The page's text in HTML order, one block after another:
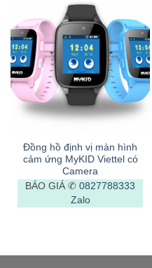
Đồng hồ định vị màn hình
cảm ứng MyKID Viettel có
Camera
BÁO GIÁ ✆ 0827788333
Zalo